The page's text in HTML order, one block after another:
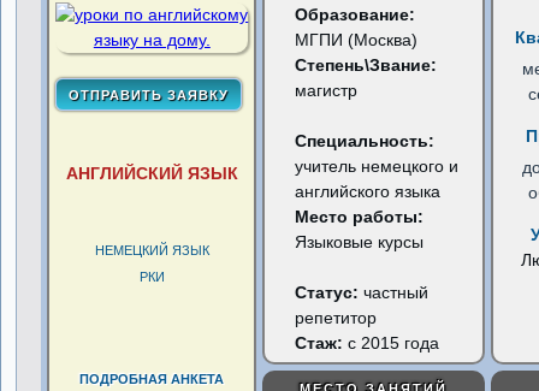
АНГЛИЙСКИЙ ЯЗЫК
НЕМЕЦКИЙ ЯЗЫК
РКИ
ПОДРОБНАЯ АНКЕТА
Образование:
МГПИ (Москва)
Степень\Звание:
магистр
Специальность:
учитель немецкого и
английского языка
Место работы:
Языковые курсы
Статус:частный
репетитор
Стаж: с 2015 года